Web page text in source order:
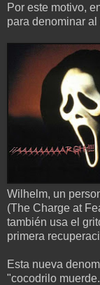
Por este motivo,
para denominar
Wilhelm, un
(The Charge at
también usa el
primera
Esta nueva
"cocodrilo